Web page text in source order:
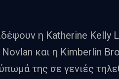
η Katherine Kelly
και η Kimberlin
της σε γενιές